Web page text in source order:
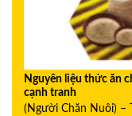
Nguyên liệu thức ăn
cạnh tranh
(Người Chăn Nuôi) –